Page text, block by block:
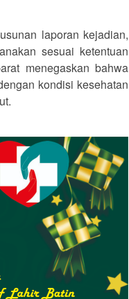
laporan kejadian,
sesuai ketentuan
menegaskan bahwa
kondisi kesehatan